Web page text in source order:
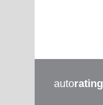
autorating